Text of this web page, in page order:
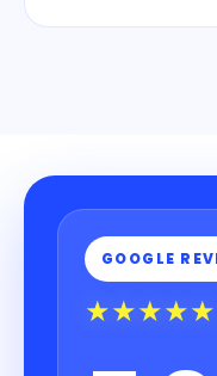
GOOGLE
★★★★★